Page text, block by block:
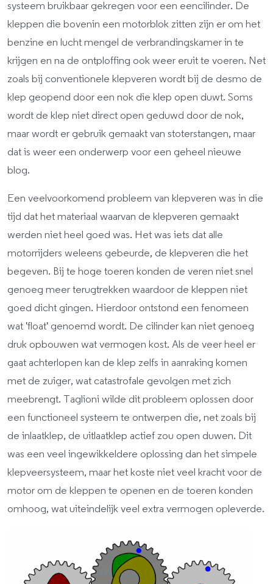
systeem bruikbaar gekregen voor een eencilinder. De
kleppen die bovenin een motorblok zitten zijn er om het
benzine en lucht mengel de verbrandingskamer in te
krijgen en na de ontploffing ook weer eruit te voeren. Net
zoals bij conventionele klepveren wordt bij de desmo de
klep geopend door een nok die klep open duwt. Soms
wordt de klep niet direct open geduwd door de nok,
maar wordt er gebruik gemaakt van stoterstangen, maar
dat is weer een onderwerp voor een geheel nieuwe
blog.
Een veelvoorkomend probleem van klepveren was in die
tijd dat het materiaal waarvan de klepveren gemaakt
werden niet heel goed was. Het was iets dat alle
motorrijders weleens gebeurde, de klepveren die het
begeven. Bij te hoge toeren konden de veren niet snel
genoeg meer terugtrekken waardoor de kleppen niet
goed dicht gingen. Hierdoor ontstond een fenomeen
wat 'float' genoemd wordt. De cilinder kan niet genoeg
druk opbouwen wat vermogen kost. Als de veer heel er
gaat achterlopen kan de klep zelfs in aanraking komen
met de zuiger, wat catastrofale gevolgen met zich
meebrengt. Taglioni wilde dit probleem oplossen door
een functioneel systeem te ontwerpen die, net zoals bij
de inlaatklep, de uitlaatklep actief zou open duwen. Dit
was een veel ingewikkeldere oplossing dan het simpele
klepveersysteem, maar het koste niet veel kracht voor de
motor om de kleppen te openen en de toeren konden
omhoog, wat uiteindelijk veel extra vermogen opleverde.